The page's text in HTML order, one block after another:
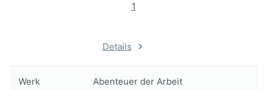
1
Details
Werk Abenteuer der Arbeit